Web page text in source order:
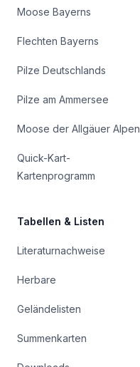
Moose Bayerns
Flechten Bayerns
Pilze Deutschlands
Pilze am Ammersee
Moose der Allgäuer Alpen
Quick-Kart-
Kartenprogramm
Tabellen & Listen
Literaturnachweise
Herbare
Geländelisten
Summenkarten